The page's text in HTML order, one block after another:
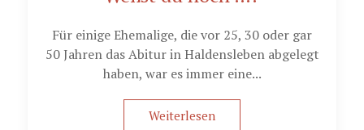
Für einige Ehemalige, die vor 25, 30 oder gar
50 Jahren das Abitur in Haldensleben abgelegt
haben, war es immer eine...
Weiterlesen